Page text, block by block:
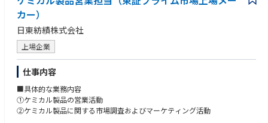
掘）
●事業企画・事業開発
○事業性評価およびビジネスモデルの構築
○新サービス・新製品の企画立案
○事業計画の策定および収益モデルの設計
○事業化に向けたプロジェクト推進
■当ポジションの魅力
●会社の未来を創るポジション
○経営層との距離が近く、事業戦略に直結するテーマに携わることができ
カー）
日東紡績株式会社
上場企業
仕事内容
■具体的な業務内容
①ケミカル製品の営業活動
②ケミカル製品に関する市場調査およびマーケティング活動